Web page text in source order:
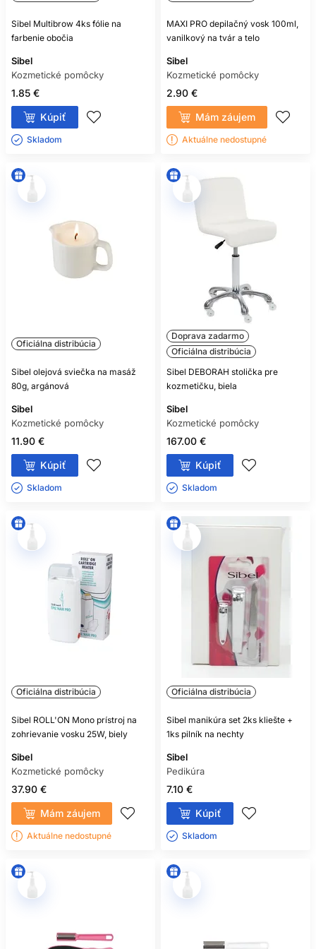
Sibel Multibrow 4ks fólie na
farbenie obočia
Sibel
Kozmetické pomôcky
1.85 €
Kúpiť
Skladom ㅤ
MAXI PRO depilačný vosk 100ml,
vanilkový na tvár a telo
Sibel
Kozmetické pomôcky
2.90 €
Mám záujem
Aktuálne nedostupné
Oficiálna distribúcia
Sibel olejová sviečka na masáž
80g, argánová
Sibel
Kozmetické pomôcky
11.90 €
Kúpiť
Skladom ㅤ
Doprava zadarmo
Oficiálna distribúcia
Sibel DEBORAH stolička pre
kozmetičku, biela
Sibel
Kozmetické pomôcky
167.00 €
Kúpiť
Skladom ㅤ
Oficiálna distribúcia
Sibel ROLL'ON Mono prístroj na
zohrievanie vosku 25W, biely
Sibel
Kozmetické pomôcky
37.90 €
Mám záujem
Aktuálne nedostupné
Oficiálna distribúcia
Sibel manikúra set 2ks kliešte +
1ks pilník na nechty
Sibel
Pedikúra
7.10 €
Kúpiť
Skladom ㅤ